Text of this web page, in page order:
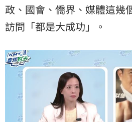
政、國會、僑界、媒體這幾
訪問「都是大成功」。